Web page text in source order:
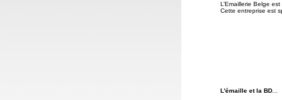
L’Emaillerie Belge
Cette entreprise est
L'émaille et la BD...